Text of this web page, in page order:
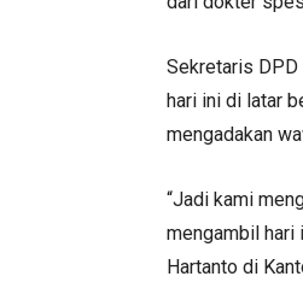
Sekretaris DPD
hari ini di latar
mengadakan
“Jadi kami
mengambil hari
Hartanto di